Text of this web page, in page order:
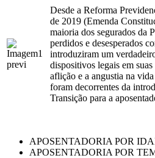
Desde a Reforma
de 2019 (Emenda
maioria dos segurados da
perdidos e desesperados
introduziram um
dispositivos legais em
aflição e a angustia na
foram decorrentes da
Transição para a
APOSENTADORIA POR
APOSENTADORIA POR